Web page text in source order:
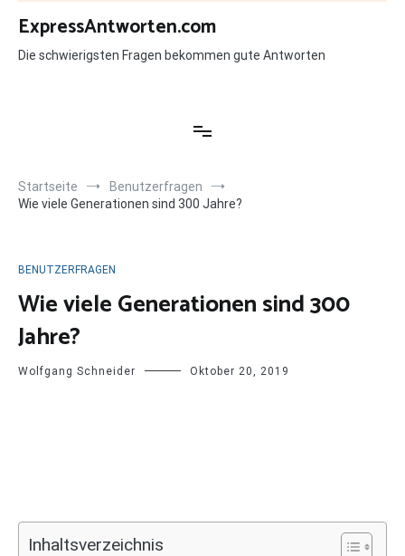
Zum
Inhalt
springen
ExpressAntworten.com
Die schwierigsten Fragen bekommen gute Antworten
Startseite
Benutzerfragen
Wie viele Generationen sind 300 Jahre?
BENUTZERFRAGEN
Wie viele Generationen sind 300
Jahre?
Wolfgang Schneider Oktober 20, 2019
Inhaltsverzeichnis